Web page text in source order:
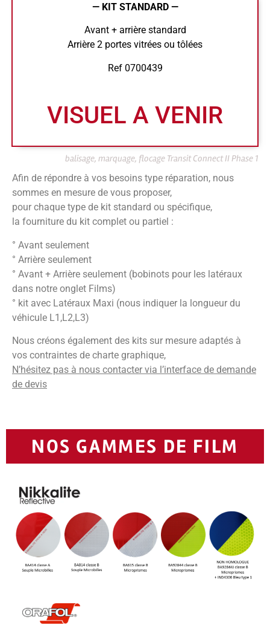
— KIT STANDARD —
Avant + arrière standard
Arrière 2 portes vitrées ou tôlées
Ref 0700439
VISUEL A VENIR
balisage, marquage, flocage Transit Connect II Phase 1
Afin de répondre à vos besoins type réparation, nous
sommes en mesure de vous proposer,
pour chaque type de kit standard ou spécifique,
la fourniture du kit complet ou partiel :
° Avant seulement
° Arrière seulement
° Avant + Arrière seulement (bobinots pour les latéraux
dans notre onglet Films)
° kit avec Latéraux Maxi (nous indiquer la longueur du
véhicule L1,L2,L3)
Nous créons également des kits sur mesure adaptés à
vos contraintes de charte graphique,
N’hésitez pas à nous contacter via l’interface de demande
de devis
NOS GAMMES DE FILM